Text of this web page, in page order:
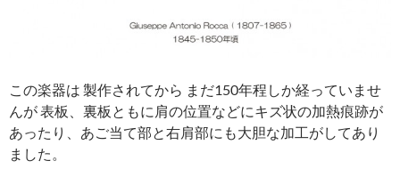
この楽器は 製作されてから まだ150年程しか経っていませ
んが 表板、裏板ともに肩の位置などにキズ状の加熱痕跡が
あったり、あご当て部と右肩部にも大胆な加工がしてあり
ました。